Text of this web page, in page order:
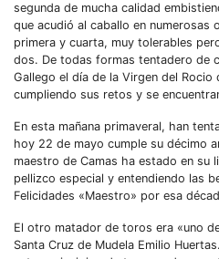
segunda de mucha calidad
que acudió al caballo en numerosas
primera y cuarta, muy tolerables
dos. De todas formas tentadero de
Gallego el día de la Virgen del
cumpliendo sus retos y se
En esta mañana primaveral, han
hoy 22 de mayo cumple su décimo
maestro de Camas ha estado en su
pellizco especial y entendiendo las
Felicidades «Maestro» por esa
El otro matador de toros era «uno
Santa Cruz de Mudela Emilio